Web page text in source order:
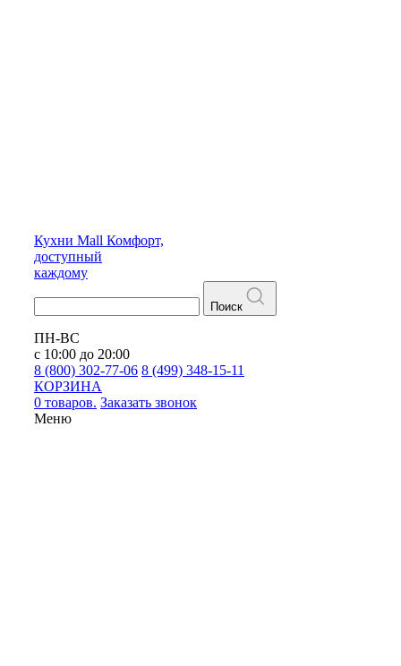
Кухни Mall Комфорт,
доступный
каждому
Поиск
ПН-ВС
с 10:00 до 20:00
8 (800) 302-77-06 8 (499) 348-15-11
КОРЗИНА
0 товаров. Заказать звонок
Меню